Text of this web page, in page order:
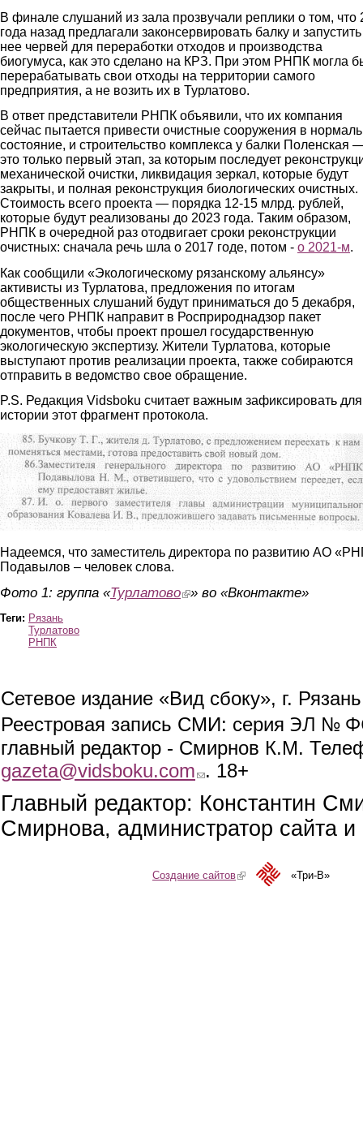
В финале слушаний из зала прозвучали реплики о том, что
года назад предлагали законсервировать балку и
нее червей для переработки отходов и производства
биогумуса, как это сделано на КРЗ. При этом РНПК могла
перерабатывать свои отходы на территории самого
предприятия, а не возить их в Турлатово.
В ответ представители РНПК объявили, что их компания
сейчас пытается привести очистные сооружения в
состояние, и строительство комплекса у балки Поленская
это только первый этап, за которым последует
механической очистки, ликвидация зеркал, которые будут
закрыты, и полная реконструкция биологических очистных.
Стоимость всего проекта — порядка 12-15 млрд. рублей,
которые будут реализованы до 2023 года. Таким образом,
РНПК в очередной раз отодвигает сроки реконструкции
очистных: сначала речь шла о 2017 годе, потом - о 2021-м.
Как сообщили «Экологическому рязанскому альянсу»
активисты из Турлатова, предложения по итогам
общественных слушаний будут приниматься до 5 декабря,
после чего РНПК направит в Росприроднадзор пакет
документов, чтобы проект прошел государственную
экологическую экспертизу. Жители Турлатова, которые
выступают против реализации проекта, также собираются
отправить в ведомство свое обращение.
P.S. Редакция Vidsboku считает важным зафиксировать для
истории этот фрагмент протокола.
2.jpg
Надеемся, что заместитель директора по развитию АО
Подавылов – человек слова.
Фото 1: группа «Турлатово(link is external)
» во «Вконтакте»
Теги: Рязань
Турлатово
РНПК
Сетевое издание «Вид сбоку», г.
Реестровая запись СМИ: серия ЭЛ №
главный редактор - Смирнов К.М.
gazeta@vidsboku.com (link sends e-mail)
. 18+
Главный редактор: Константин
Смирнова, администратор сайта
Создание сайтов(link is external)«Три-В»